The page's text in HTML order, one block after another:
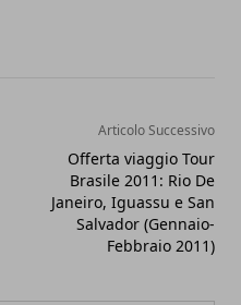
Articolo Successivo
Offerta viaggio Tour
Brasile 2011: Rio De
Janeiro, Iguassu e San
Salvador (Gennaio-
Febbraio 2011)